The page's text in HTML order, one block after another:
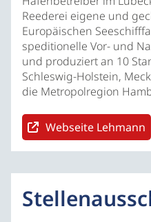
Reederei eigene und
Europäischen
speditionelle Vor- und
und produziert an 10
Schleswig-Holstein,
die Metropolregion
Webseite Lehmann